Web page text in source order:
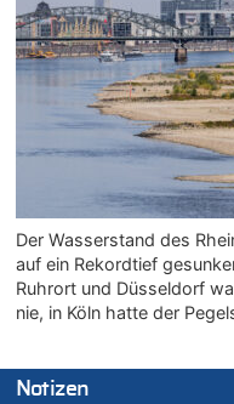
Der Wasserstand des
auf ein Rekordtief
Ruhrort und Düsseldorf
nie, in Köln hatte der
Notizen